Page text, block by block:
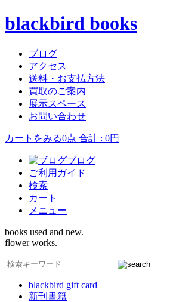
blackbird books
ブログ
アクセス
送料・お支払方法
買取のご案内
展示スペース
お問い合わせ
カートをみる0点 合計 : 0円
ブログ
ご利用ガイド
検索
カート
メニュー
books used and new.
flower works.
blackbird gift card
新刊書籍